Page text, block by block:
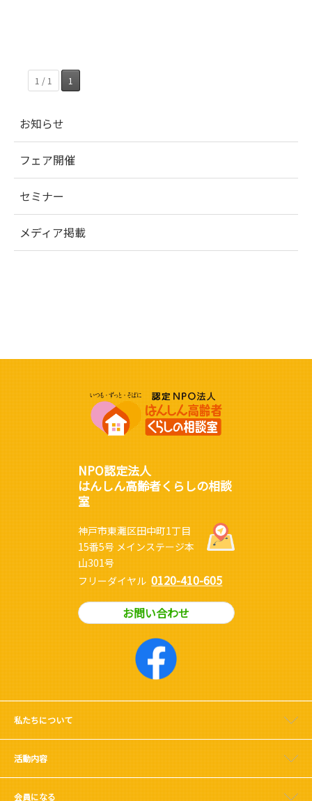
1 / 1 1
お知らせ
フェア開催
セミナー
メディア掲載
NPO認定法人
はんしん高齢者くらしの相談
室
神戸市東灘区田中町1丁目
15番5号 メインステージ本
山301号
フリーダイヤル 0120-410-605
お問い合わせ
私たちについて
活動内容
会員になる